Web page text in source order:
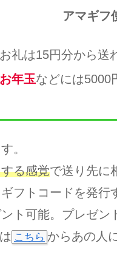
アマギフ
礼は15円分から送
年玉などには5000
。
る感覚で送り先に
フトコードを発行
ト可能。プレゼン
は こちら からあの人